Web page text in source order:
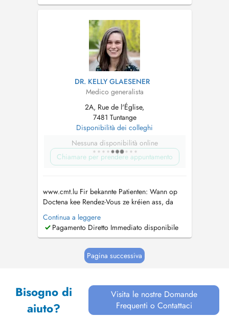
DR. KELLY GLAESENER
Medico generalista
2A, Rue de l'Église,
7481 Tuntange
Disponibilità dei colleghi
Nessuna disponibilità online
Chiamare per prendere appuntamento
www.cmt.lu Fir bekannte Patienten: Wann op
Doctena kee Rendez-Vous ze kréien ass, da
rufft eis gären un. Pour patients connus: Si
vous ne trouvez pas de rendez-vous sur
Doctena, n'hésitez pas de nous appeler....
Continua a leggere
Pagamento Diretto Immediato disponibile
Pagina successiva
Bisogno di
aiuto?
Visita le nostre Domande
Frequenti o Contattaci